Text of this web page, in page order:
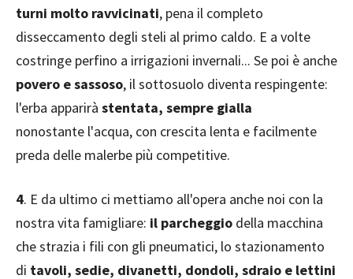
turni molto ravvicinati, pena il completo
disseccamento degli steli al primo caldo. E a volte
costringe perfino a irrigazioni invernali... Se poi è anche
povero e sassoso, il sottosuolo diventa respingente:
l'erba apparirà stentata, sempre gialla
nonostante l'acqua, con crescita lenta e facilmente
preda delle malerbe più competitive.
4. E da ultimo ci mettiamo all'opera anche noi con la
nostra vita famigliare: il parcheggio della macchina
che strazia i fili con gli pneumatici, lo stazionamento
di tavoli, sedie, divanetti, dondoli, sdraio e lettini